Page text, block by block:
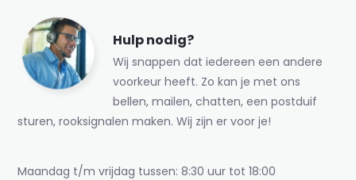
Hulp nodig?
Wij snappen dat iedereen een andere
voorkeur heeft. Zo kan je met ons
bellen, mailen, chatten, een postduif
sturen, rooksignalen maken. Wij zijn er voor je!
Maandag t/m vrijdag tussen: 8:30 uur tot 18:00